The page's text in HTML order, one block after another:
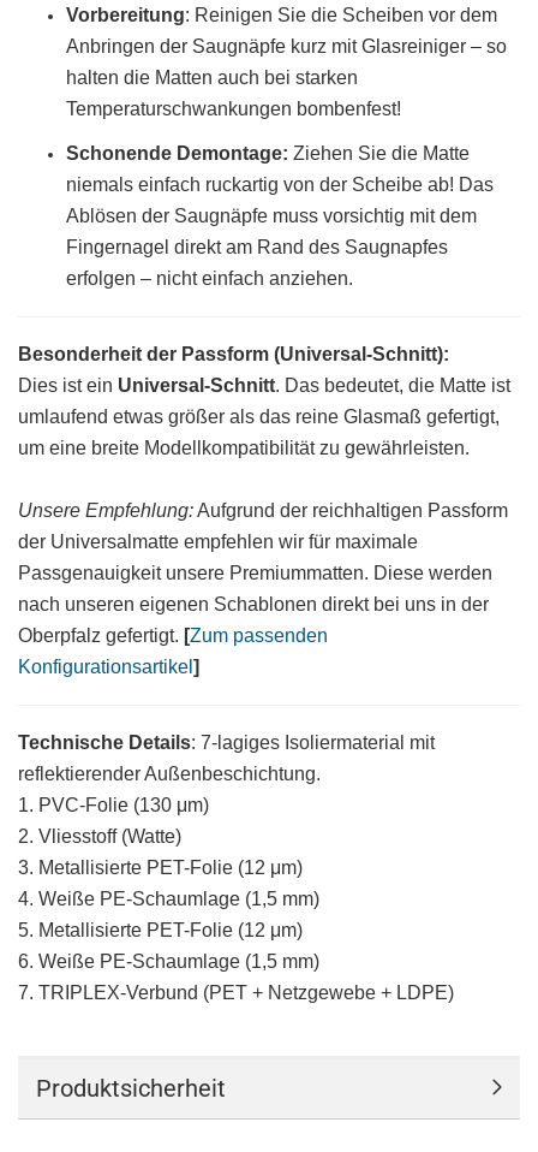
Vorbereitung: Reinigen Sie die Scheiben vor dem
Anbringen der Saugnäpfe kurz mit Glasreiniger – so
halten die Matten auch bei starken
Temperaturschwankungen bombenfest!
Schonende Demontage: Ziehen Sie die Matte
niemals einfach ruckartig von der Scheibe ab! Das
Ablösen der Saugnäpfe muss vorsichtig mit dem
Fingernagel direkt am Rand des Saugnapfes
erfolgen – nicht einfach anziehen.
Besonderheit der Passform (Universal-Schnitt):
Dies ist ein Universal-Schnitt. Das bedeutet, die Matte ist
umlaufend etwas größer als das reine Glasmaß gefertigt,
um eine breite Modellkompatibilität zu gewährleisten.
Unsere Empfehlung:Aufgrund der reichhaltigen Passform
der Universalmatte empfehlen wir für maximale
Passgenauigkeit unsere Premiummatten. Diese werden
nach unseren eigenen Schablonen direkt bei uns in der
Oberpfalz gefertigt. [Zum passenden
Konfigurationsartikel ]
Technische Details: 7-lagiges Isoliermaterial mit
reflektierender Außenbeschichtung.
1. PVC-Folie (130 μm)
2. Vliesstoff (Watte)
3. Metallisierte PET-Folie (12 μm)
4. Weiße PE-Schaumlage (1,5 mm)
5. Metallisierte PET-Folie (12 μm)
6. Weiße PE-Schaumlage (1,5 mm)
7. TRIPLEX-Verbund (PET + Netzgewebe + LDPE)
Produktsicherheit